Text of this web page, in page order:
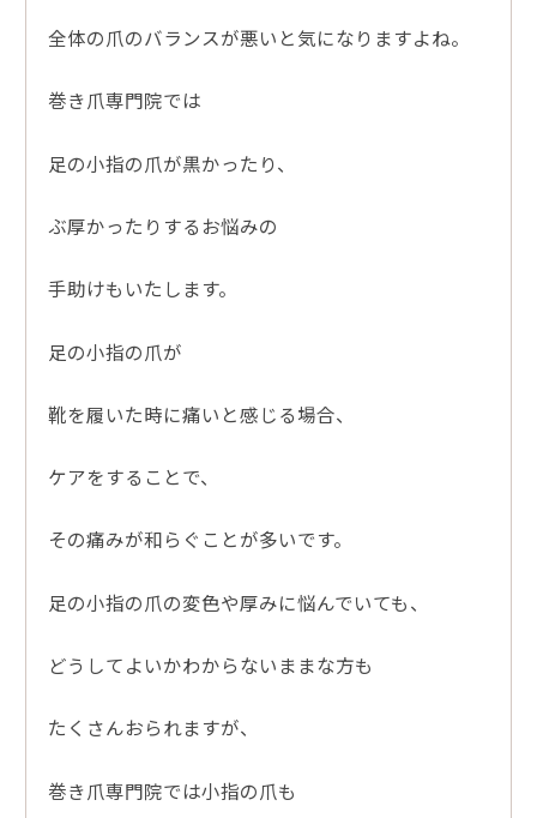
全体の爪のバランスが悪いと気になりますよね。
巻き爪専門院では
足の小指の爪が黒かったり、
ぶ厚かったりするお悩みの
手助けもいたします。
足の小指の爪が
靴を履いた時に痛いと感じる場合、
ケアをすることで、
その痛みが和らぐことが多いです。
足の小指の爪の変色や厚みに悩んでいても、
どうしてよいかわからないままな方も
たくさんおられますが、
巻き爪専門院では小指の爪も